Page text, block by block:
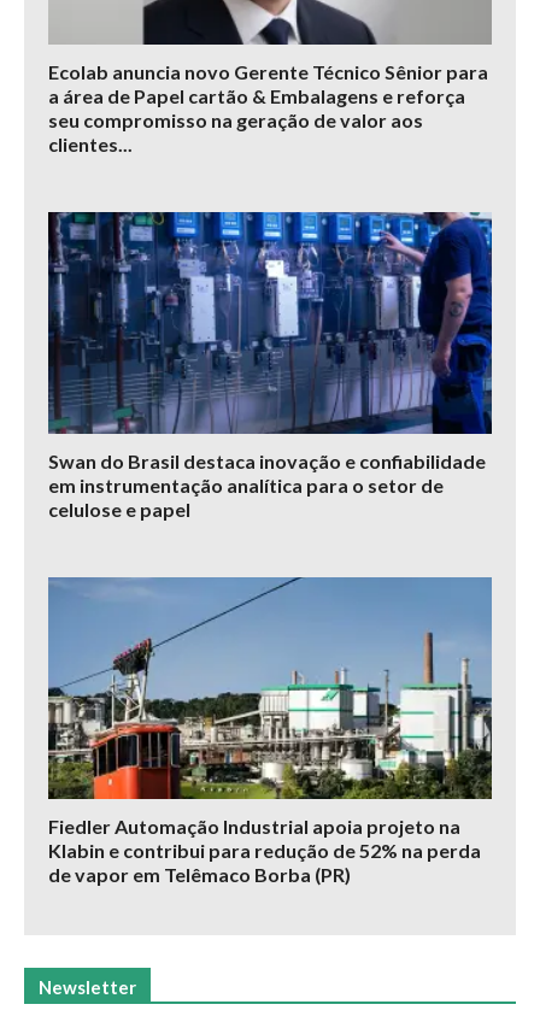
Ecolab anuncia novo Gerente Técnico Sênior para
a área de Papel cartão & Embalagens e reforça
seu compromisso na geração de valor aos
clientes...
Swan do Brasil destaca inovação e confiabilidade
em instrumentação analítica para o setor de
celulose e papel
Fiedler Automação Industrial apoia projeto na
Klabin e contribui para redução de 52% na perda
de vapor em Telêmaco Borba (PR)
Newsletter